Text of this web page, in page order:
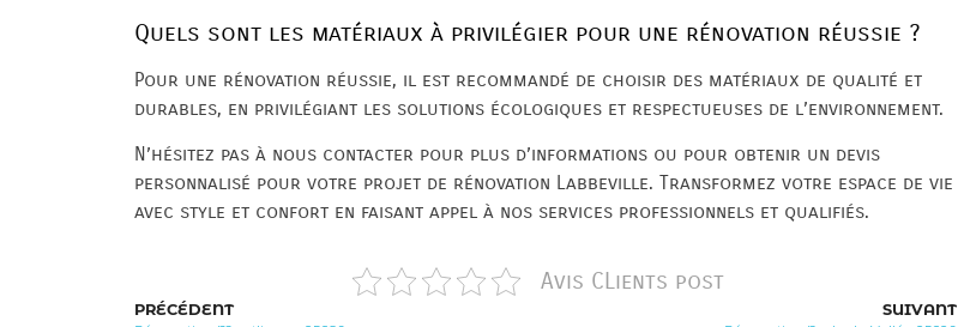
Quels sont les matériaux à privilégier pour une rénovation réussie ?
Pour une rénovation réussie, il est recommandé de choisir des matériaux de qualité et
durables, en privilégiant les solutions écologiques et respectueuses de l’environnement.
N’hésitez pas à nous contacter pour plus d’informations ou pour obtenir un devis
personnalisé pour votre projet de rénovation Labbeville. Transformez votre espace de vie
avec style et confort en faisant appel à nos services professionnels et qualifiés.
Avis CLients post
PRÉCÉDENT SUIVANT